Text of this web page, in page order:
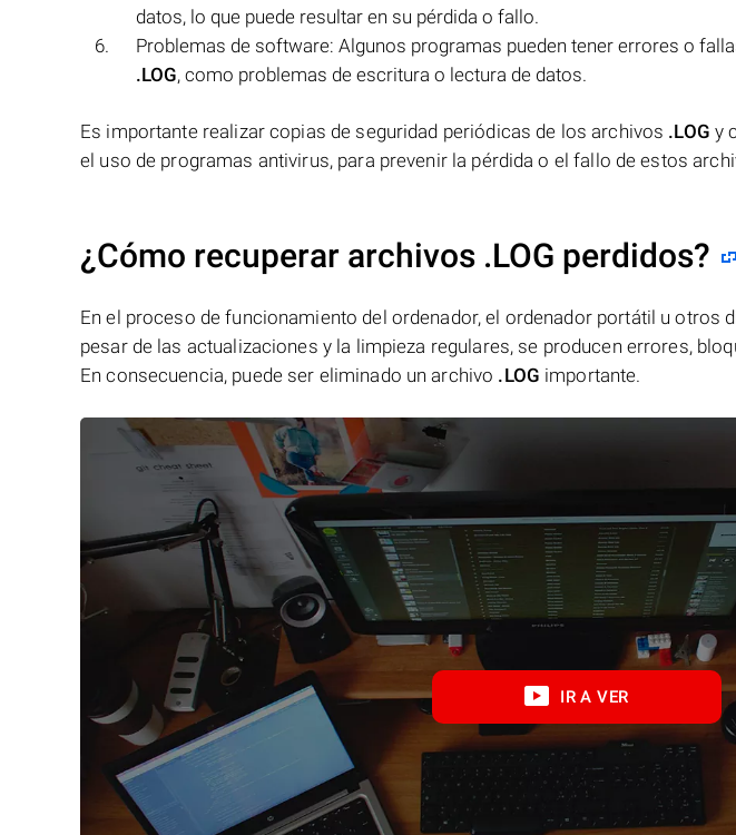
datos, lo que puede resultar en su pérdida o fallo.
Problemas de software: Algunos programas pueden tener errores o
.LOG, como problemas de escritura o lectura de datos.
Es importante realizar copias de seguridad periódicas de los archivos .LOG y
el uso de programas antivirus, para prevenir la pérdida o el fallo de estos
¿Cómo recuperar archivos .LOG perdidos?
En el proceso de funcionamiento del ordenador, el ordenador portátil u otros
pesar de las actualizaciones y la limpieza regulares, se producen errores,
En consecuencia, puede ser eliminado un archivo .LOG importante.
IR A VER